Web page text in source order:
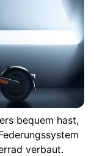
bequem hast,
verbaut.